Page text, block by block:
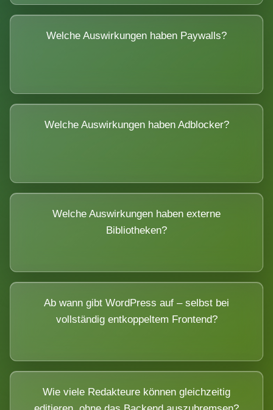
Welche Auswirkungen haben Paywalls?
Welche Auswirkungen haben Adblocker?
Welche Auswirkungen haben externe
Bibliotheken?
Ab wann gibt WordPress auf – selbst bei
vollständig entkoppeltem Frontend?
Wie viele Redakteure können gleichzeitig